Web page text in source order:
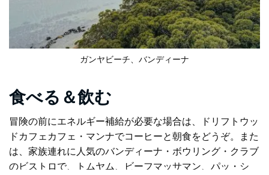
ガンヤビーチ、バンディーナ
食べる＆飲む
冒険の前にエネルギー補給が必要な場合は、
ドリフトウッ
ドカフェ カフェ・マンナでコーヒーと朝食をどうぞ。また
は、家族連れに人気のバンディーナ・ボウリング・クラブ
のビストロで、トムヤム、ビーフマッサマン、パッ・シ